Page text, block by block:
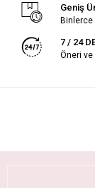
Geniş
7 / 24
Öneri